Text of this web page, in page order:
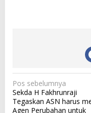
N
a
Pos sebelumnya
Sekda H Fakhrunraji
Tegaskan ASN harus
Agen Perubahan untuk